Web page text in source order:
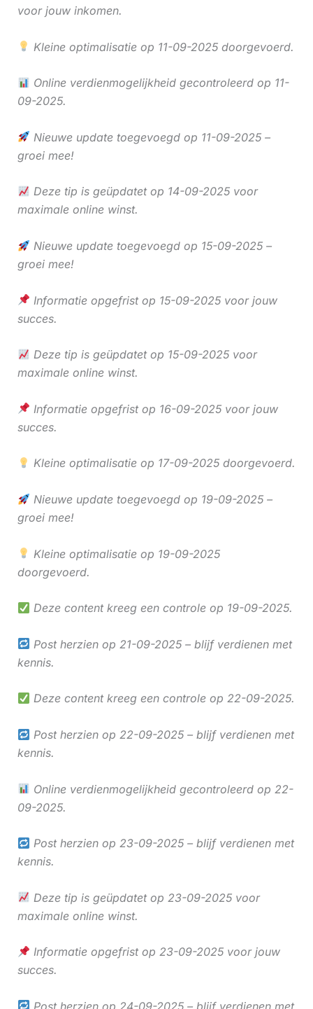
voor jouw inkomen.
Kleine optimalisatie op 11-09-2025 doorgevoerd.
Online verdienmogelijkheid gecontroleerd op 11-
09-2025.
Nieuwe update toegevoegd op 11-09-2025 –
groei mee!
Deze tip is geüpdatet op 14-09-2025 voor
maximale online winst.
Nieuwe update toegevoegd op 15-09-2025 –
groei mee!
Informatie opgefrist op 15-09-2025 voor jouw
succes.
Deze tip is geüpdatet op 15-09-2025 voor
maximale online winst.
Informatie opgefrist op 16-09-2025 voor jouw
succes.
Kleine optimalisatie op 17-09-2025 doorgevoerd.
Nieuwe update toegevoegd op 19-09-2025 –
groei mee!
Kleine optimalisatie op 19-09-2025
doorgevoerd.
Deze content kreeg een controle op 19-09-2025.
Post herzien op 21-09-2025 – blijf verdienen met
kennis.
Deze content kreeg een controle op 22-09-2025.
Post herzien op 22-09-2025 – blijf verdienen met
kennis.
Online verdienmogelijkheid gecontroleerd op 22-
09-2025.
Post herzien op 23-09-2025 – blijf verdienen met
kennis.
Deze tip is geüpdatet op 23-09-2025 voor
maximale online winst.
Informatie opgefrist op 23-09-2025 voor jouw
succes.
Post herzien op 24-09-2025 – blijf verdienen met